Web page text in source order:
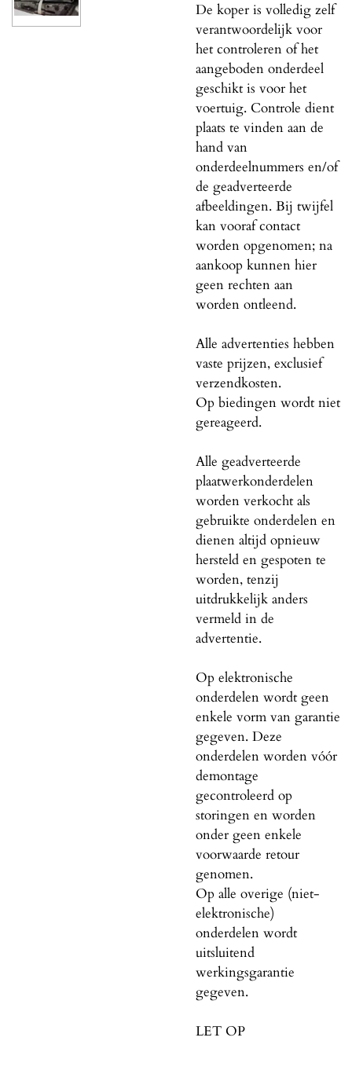
De koper is volledig zelf
verantwoordelijk voor
het controleren of het
aangeboden onderdeel
geschikt is voor het
voertuig. Controle dient
plaats te vinden aan de
hand van
onderdeelnummers en/of
de geadverteerde
afbeeldingen. Bij twijfel
kan vooraf contact
worden opgenomen; na
aankoop kunnen hier
geen rechten aan
worden ontleend.
Alle advertenties hebben
vaste prijzen, exclusief
verzendkosten.
Op biedingen wordt niet
gereageerd.
Alle geadverteerde
plaatwerkonderdelen
worden verkocht als
gebruikte onderdelen en
dienen altijd opnieuw
hersteld en gespoten te
worden, tenzij
uitdrukkelijk anders
vermeld in de
advertentie.
Op elektronische
onderdelen wordt geen
enkele vorm van garantie
gegeven. Deze
onderdelen worden vóór
demontage
gecontroleerd op
storingen en worden
onder geen enkele
voorwaarde retour
genomen.
Op alle overige (niet-
elektronische)
onderdelen wordt
uitsluitend
werkingsgarantie
gegeven.
LET OP